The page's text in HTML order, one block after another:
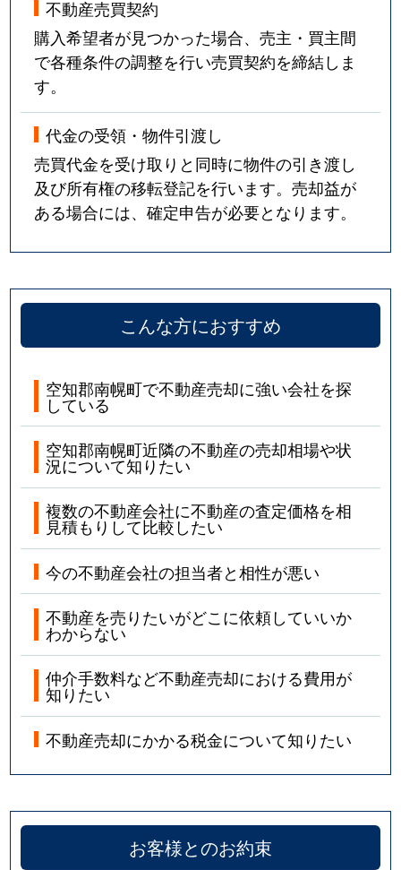
不動産売買契約
購入希望者が見つかった場合、売主・買主間
で各種条件の調整を行い売買契約を締結しま
す。
代金の受領・物件引渡し
売買代金を受け取りと同時に物件の引き渡し
及び所有権の移転登記を行います。売却益が
ある場合には、確定申告が必要となります。
こんな方におすすめ
空知郡南幌町で不動産売却に強い会社を探
している
空知郡南幌町近隣の不動産の売却相場や状
況について知りたい
複数の不動産会社に不動産の査定価格を相
見積もりして比較したい
今の不動産会社の担当者と相性が悪い
不動産を売りたいがどこに依頼していいか
わからない
仲介手数料など不動産売却における費用が
知りたい
不動産売却にかかる税金について知りたい
お客様とのお約束